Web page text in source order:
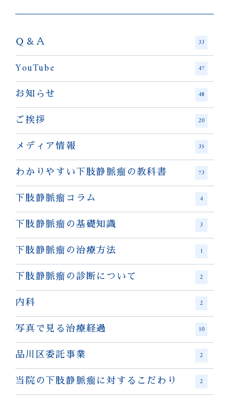
Ｑ＆Ａ 33
YouTube 47
お知らせ 48
ご挨拶 20
メディア情報 35
わかりやすい下肢静脈瘤の教科書 73
下肢静脈瘤コラム 4
下肢静脈瘤の基礎知識 3
下肢静脈瘤の治療方法 1
下肢静脈瘤の診断について 2
内科 2
写真で見る治療経過 10
品川区委託事業 2
当院の下肢静脈瘤に対するこだわり 2